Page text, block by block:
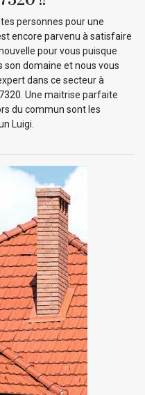
personnes pour une
encore parvenu à satisfaire
pour vous puisque
son domaine et nous vous
dans ce secteur à
Une maitrise parfaite
du commun sont les
Luigi.